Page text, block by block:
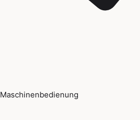
Maschinenbedienung